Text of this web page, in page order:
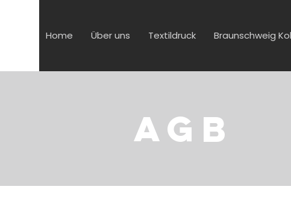
Home Über uns Textildruck Braunschweig
AGB